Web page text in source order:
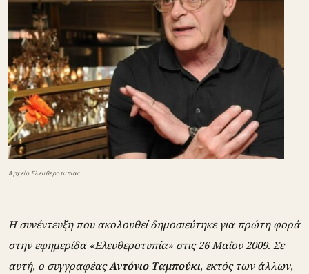
Aρχείο Ελευθεροτυπίας
Η συνέντευξη που ακολουθεί δημοσιεύτηκε για πρώτη φορά
στην εφημερίδα «Ελευθεροτυπία» στις 26 Μαΐου 2009. Σε
αυτή, ο συγγραφέαςΑντόνιο Ταμπούκι, εκτός των άλλων,